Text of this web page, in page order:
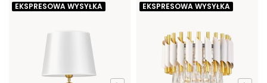
EKSPRESOWA WYSYŁKA EKSPRESOWA WYSYŁKA